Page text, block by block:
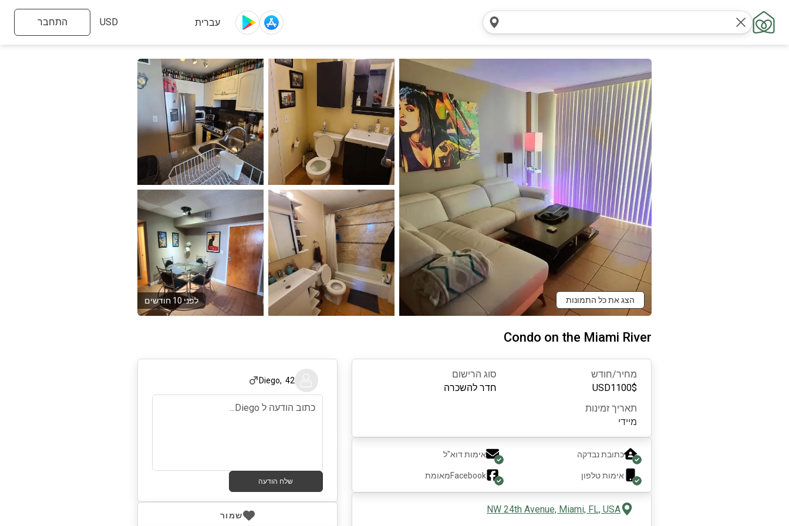
חפש
התחבר
לפני 10 חודשים הצג את כל התמונות
Condo on the Miami River
מחיר/חודש
$
1100
USD
סוג הרישום
חדר להשכרה
תאריך זמינות
מיידי
כתובת נבדקה אימות דוא"ל
אימות טלפון Facebookמאומת
NW 24th Avenue, Miami, FL, USA
Diego, 42
שלח הודעה
שמור